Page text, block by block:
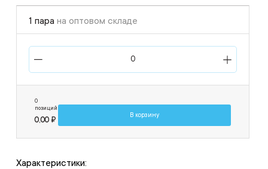
1 пара на оптовом складе
0
позиций
0,00 ₽
В корзину
Характеристики: